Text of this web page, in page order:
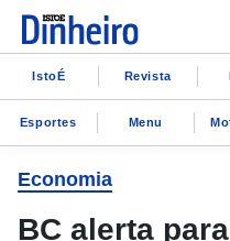
IstoÉ Revista
Esportes Menu
Economia
BC alerta